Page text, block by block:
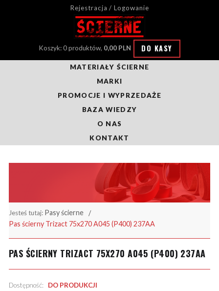
Rejestracja / Logowanie
Koszyk: 0 produktów, 0,00 PLN DO KASY
MATERIAŁY ŚCIERNE
MARKI
PROMOCJE I WYPRZEDAŻE
BAZA WIEDZY
O NAS
KONTAKT
Jesteś tutaj: Pasy ścierne
Pas ścierny Trizact 75x270 A045 (P400) 237AA
PAS ŚCIERNY TRIZACT 75X270 A045 (P400) 237AA
Dostępność: DO PRODUKCJI